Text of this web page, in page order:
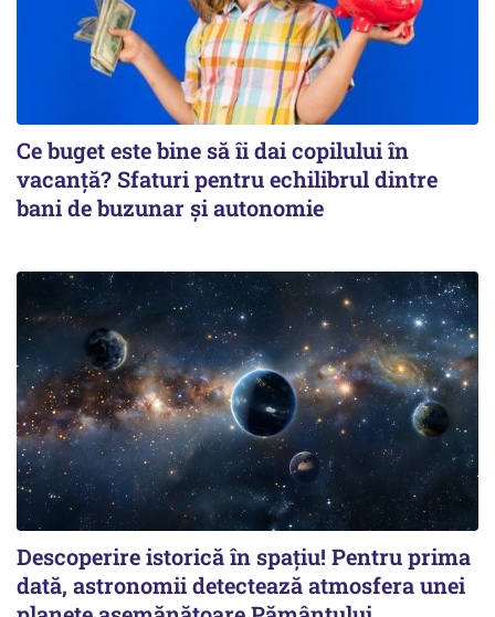
Ce buget este bine să îi dai copilului în
vacanță? Sfaturi pentru echilibrul dintre
bani de buzunar și autonomie
Descoperire istorică în spațiu! Pentru prima
dată, astronomii detectează atmosfera unei